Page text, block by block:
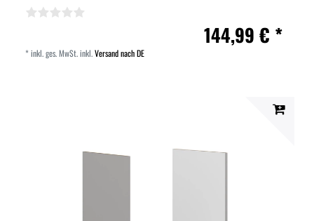
144,99 € *
*inkl. ges. MwSt.inkl.Versand nach DE